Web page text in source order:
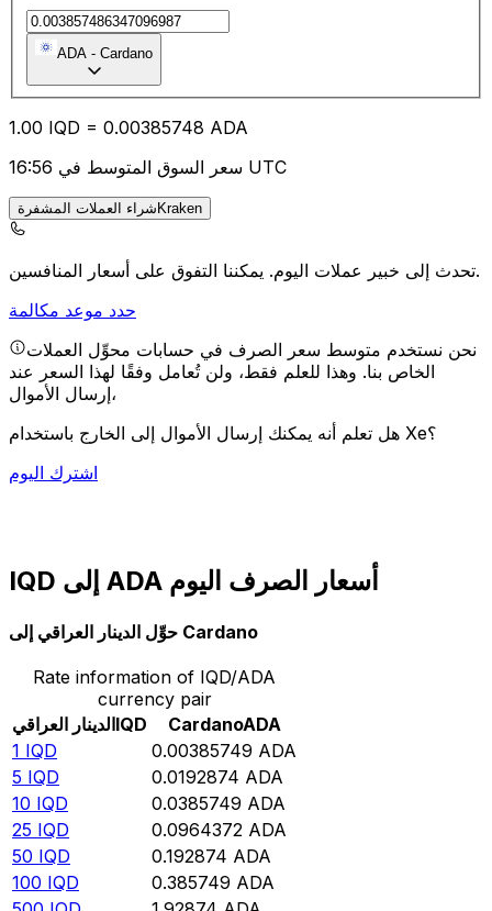
ADA - Cardano
1.00 IQD = 0.00385748 ADA
سعر السوق المتوسط في 16:56 UTC
شراء العملات المشفرةKraken
تحدث إلى خبير عملات اليوم.يمكننا التفوق على أسعار المنافسين.
حدد موعد مكالمة
نحن نستخدم متوسط سعر الصرف في حسابات محوِّل العملات
الخاص بنا. وهذا للعلم فقط، ولن تُعامل وفقًا لهذا السعر عند
إرسال الأموال،
هل تعلم أنه يمكنك إرسال الأموال إلى الخارج باستخدام Xe؟
اشترك اليوم
IQD إلى ADA أسعار الصرف اليوم
حوِّل الدينار العراقي إلى Cardano
Rate information of IQD/ADA
currency pair
الدينار العراقيIQD CardanoADA
1 IQD 0.00385749 ADA
5 IQD 0.0192874 ADA
10 IQD 0.0385749 ADA
25 IQD 0.0964372 ADA
50 IQD 0.192874 ADA
100 IQD 0.385749 ADA